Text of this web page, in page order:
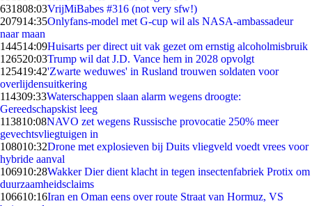
631808:03VrijMiBabes #316 (not very sfw!)
207914:35Onlyfans-model met G-cup wil als NASA-ambassadeur
naar maan
144514:09Huisarts per direct uit vak gezet om ernstig alcoholmisbruik
126520:03Trump wil dat J.D. Vance hem in 2028 opvolgt
125419:42'Zwarte weduwes' in Rusland trouwen soldaten voor
overlijdensuitkering
114309:33Waterschappen slaan alarm wegens droogte:
Gereedschapskist leeg
113810:08NAVO zet wegens Russische provocatie 250% meer
gevechtsvliegtuigen in
108010:32Drone met explosieven bij Duits vliegveld voedt vrees voor
hybride aanval
106910:28Wakker Dier dient klacht in tegen insectenfabriek Protix om
duurzaamheidsclaims
106610:16Iran en Oman eens over route Straat van Hormuz, VS